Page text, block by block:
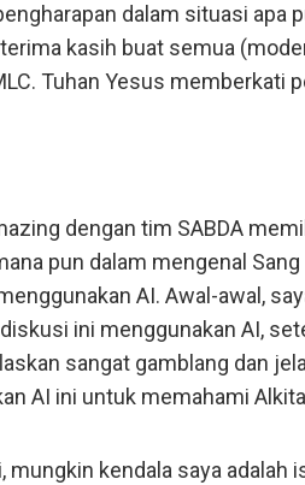
dalam situasi apa
kasih buat semua
Tuhan Yesus memberkati
dengan tim SABDA
pun dalam mengenal
AI. Awal-awal,
ini menggunakan AI,
sangat gamblang dan
AI ini untuk memahami
mungkin kendala saya